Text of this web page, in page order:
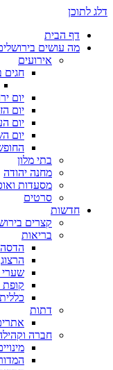
דלג לתוכן
דף הבית
מה עושים
אירועים
חגים
יום
יום
יום
יום
בתי מלון
מחנה יהודה
מסעדות
סרטים
חדשות
קצרים
בריאות
הדסה
הרצוג
קופת
דתות
חברה